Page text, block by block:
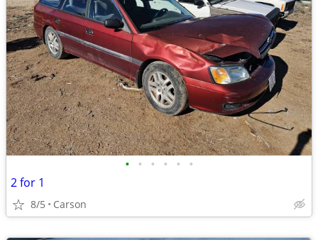
• • • • • •
2 for 1
8/5 Carson